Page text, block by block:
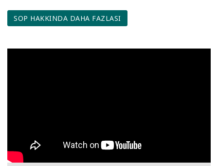
SOP HAKKINDA DAHA FAZLASI